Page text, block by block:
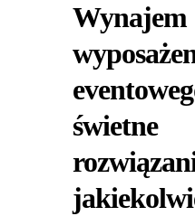
Wynajem
świetne